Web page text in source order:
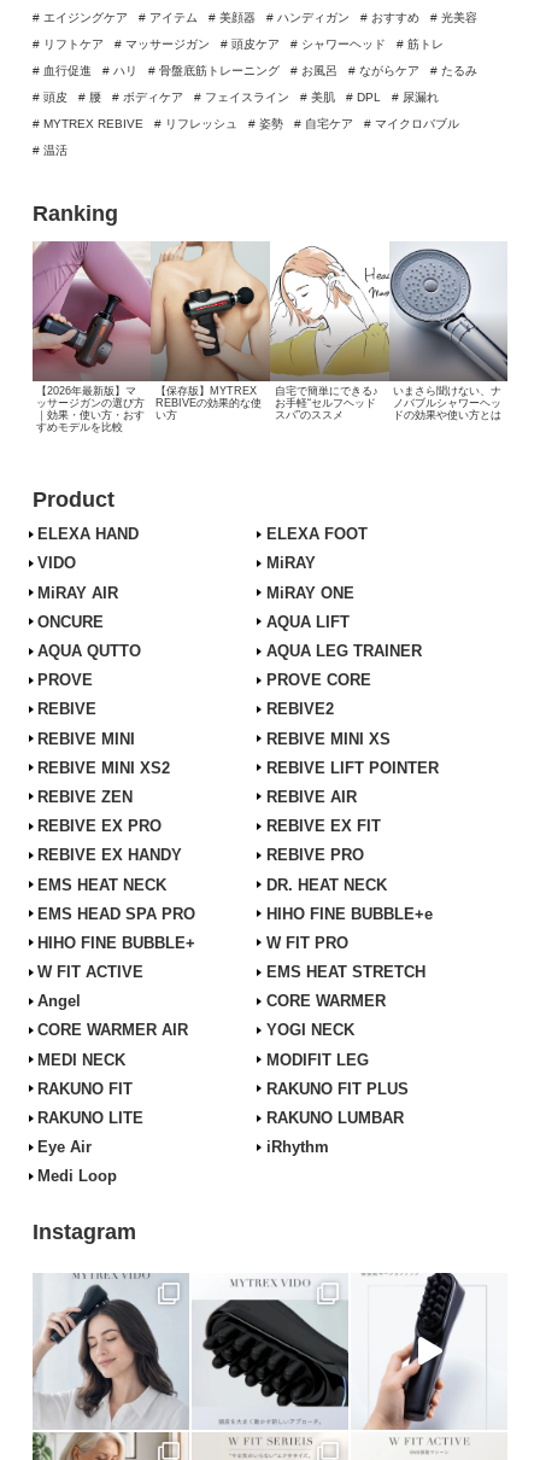
# エイジングケア
# アイテム # 美顔器 # ハンディガン # おすすめ
# 光美容
# リフトケア
# マッサージガン # 頭皮ケア # シャワーヘッド
# 筋トレ
# 血行促進
# ハリ # 骨盤底筋トレーニング # お風呂 # ながらケア
# たるみ
# 頭皮
# 腰 # ボディケア # フェイスライン # 美肌 # DPL
# 尿漏れ
# MYTREX REBIVE
# リフレッシュ # 姿勢 # 自宅ケア
# マイクロバブル
# 温活
Ranking
【2026年最新版】マ
ッサージガンの選び方
｜効果・使い方・おす
すめモデルを比較
【保存版】MYTREX
REBIVEの効果的な使
い方
自宅で簡単にできる♪
お手軽“セルフヘッド
スパ”のススメ
いまさら聞けない、ナ
ノバブルシャワーヘッ
ドの効果や使い方とは
Product
ELEXA HAND
ELEXA FOOT
VIDO
MiRAY
MiRAY AIR
MiRAY ONE
ONCURE
AQUA LIFT
AQUA QUTTO
AQUA LEG TRAINER
PROVE
PROVE CORE
REBIVE
REBIVE2
REBIVE MINI
REBIVE MINI XS
REBIVE MINI XS2
REBIVE LIFT POINTER
REBIVE ZEN
REBIVE AIR
REBIVE EX PRO
REBIVE EX FIT
REBIVE EX HANDY
REBIVE PRO
EMS HEAT NECK
DR. HEAT NECK
EMS HEAD SPA PRO
HIHO FINE BUBBLE+e
HIHO FINE BUBBLE+
W FIT PRO
W FIT ACTIVE
EMS HEAT STRETCH
Angel
CORE WARMER
CORE WARMER AIR
YOGI NECK
MEDI NECK
MODIFIT LEG
RAKUNO FIT
RAKUNO FIT PLUS
RAKUNO LITE
RAKUNO LUMBAR
Eye Air
iRhythm
Medi Loop
Instagram